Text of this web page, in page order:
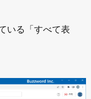
いる「すべて表